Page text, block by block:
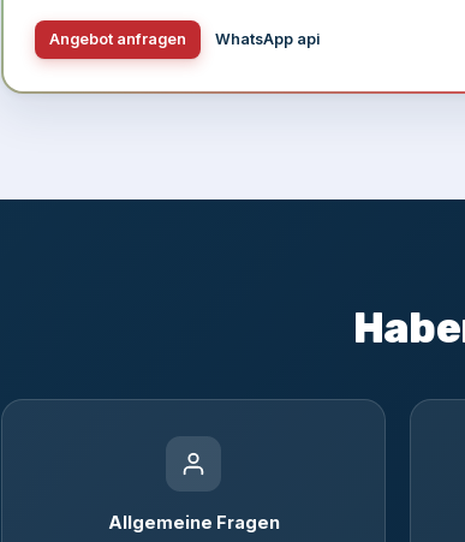
Angebot anfragen WhatsApp api
Allgemeine Fragen